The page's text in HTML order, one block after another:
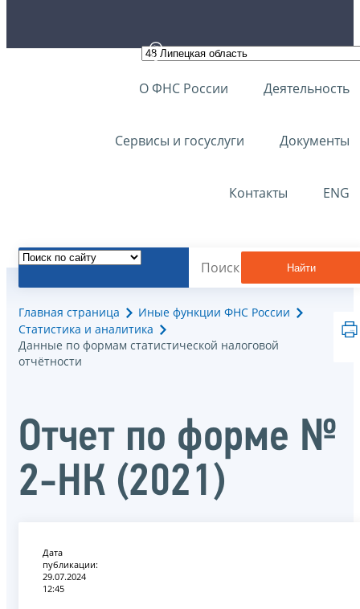
О ФНС России Деятельность
Сервисы и госуслуги Документы
Контакты ENG
Найти
Главная страница
Иные функции ФНС России
Статистика и аналитика
Данные по формам статистической налоговой
отчётности
Отчет по форме №
2-НК (2021)
Дата
публикации:
29.07.2024
12:45